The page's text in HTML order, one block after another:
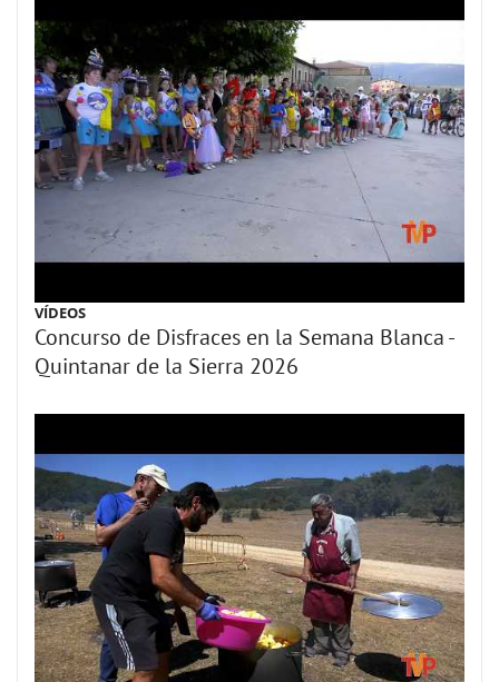
VÍDEOS
Concurso de Disfraces en la Semana Blanca -
Quintanar de la Sierra 2026